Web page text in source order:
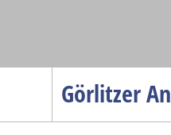
Görlitzer